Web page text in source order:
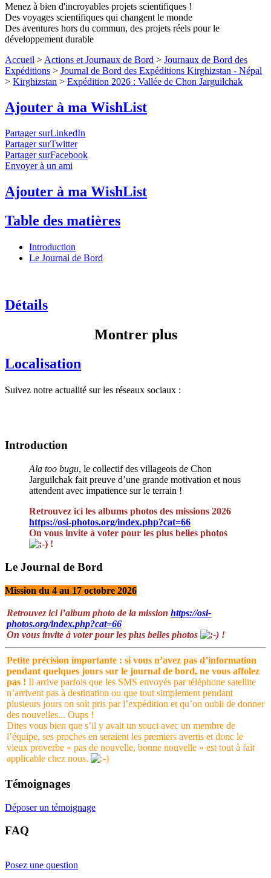
Menez à bien d'incroyables projets scientifiques !
Des voyages scientifiques qui changent le monde
Des aventures hors du commun, des projets réels pour le
développement durable
Accueil > Actions et Journaux de Bord > Journaux de Bord des
Expéditions > Journal de Bord des Expéditions Kirghizstan - Népal
> Kirghizstan > Expédition 2026 : Vallée de Chon Jarguilchak
Ajouter à ma WishList
Partager surLinkedIn
Partager surTwitter
Partager surFacebook
Envoyer à un ami
Ajouter à ma WishList
Table des matières
Introduction
Le Journal de Bord
Détails
Montrer plus
Localisation
Suivez notre actualité sur les réseaux sociaux :
Introduction
Ala too bugu, le collectif des villageois de Chon
Jarguilchak fait preuve d’une grande motivation et nous
attendent avec impatience sur le terrain !
Retrouvez ici les albums photos des missions 2026
https://osi-photos.org/index.php?cat=66
On vous invite à voter pour les plus belles photos
!
Le Journal de Bord
Mission du 4 au 17 octobre 2026
Retrouvez ici l’album photo de la mission https://osi-
photos.org/index.php?cat=66
On vous invite à voter pour les plus belles photos
!
Petite précision importante : si vous n’avez pas d’information
pendant quelques jours sur le journal de bord, ne vous affolez
pas ! Il arrive parfois que les SMS envoyés par téléphone satellite
n’arrivent pas à destination ou que tout simplement pendant
plusieurs jours on soit pris par l’expédition et qu’on oubli de donner
des nouvelles... Oups !
Dites vous bien que s’il y avait un souci avec un membre de
l’équipe, ses proches en seraient les premiers avertis et donc le
vieux proverbe « pas de nouvelle, bonne nouvelle » est tout à fait
applicable chez nous.
Témoignages
Déposer un témoignage
FAQ
Posez une question